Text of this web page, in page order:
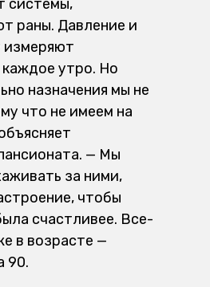
системы,
раны. Давление и
измеряют
утро. Но
назначения мы не
что не имеем на
— Мы
за ними,
чтобы
счастливее. Все-
в возрасте —
90.